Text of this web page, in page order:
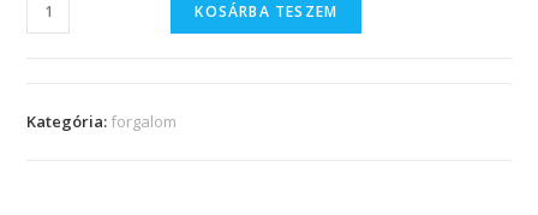
KOSÁRBA TESZEM
Kategória: forgalom